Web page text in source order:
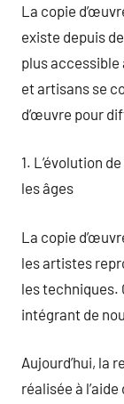
La copie
existe depuis
plus accessible
et artisans se
d’œuvre pour
1. L’évolution
les âges
La copie
les artistes
les techniques.
intégrant de
Aujourd’hui, la
réalisée à